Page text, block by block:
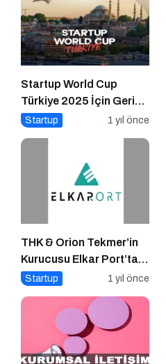
Startup World Cup
Türkiye 2025 İçin Geri
Sayım!
Startup 1 yıl önce
THK & Orion Tekmer’in
Kurucusu Elkar Port’tan
Savunma Sanayii
Electronics’e Stratejik
Yatırım
Startup 1 yıl önce